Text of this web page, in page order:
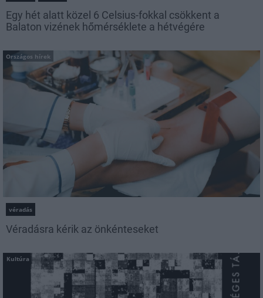
Egy hét alatt közel 6 Celsius-fokkal csökkent a
Balaton vizének hőmérséklete a hétvégére
Országos hírek
véradás
Véradásra kérik az önkénteseket
Kultúra